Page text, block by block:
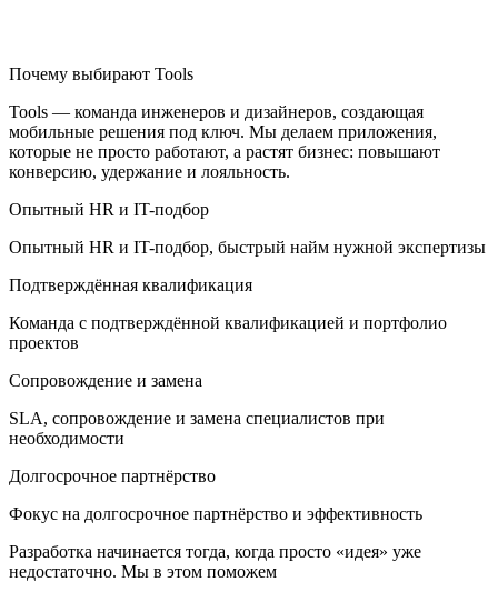
Почему выбирают Tools
Tools — команда инженеров и дизайнеров, создающая
мобильные решения под ключ. Мы делаем приложения,
которые не просто работают, а растят бизнес: повышают
конверсию, удержание и лояльность.
Опытный HR и IT-подбор
Опытный HR и IT-подбор, быстрый найм нужной экспертизы
Подтверждённая квалификация
Команда с подтверждённой квалификацией и портфолио
проектов
Сопровождение и замена
SLA, сопровождение и замена специалистов при
необходимости
Долгосрочное партнёрство
Фокус на долгосрочное партнёрство и эффективность
Разработка начинается тогда, когда просто «идея» уже
недостаточно. Мы в этом поможем